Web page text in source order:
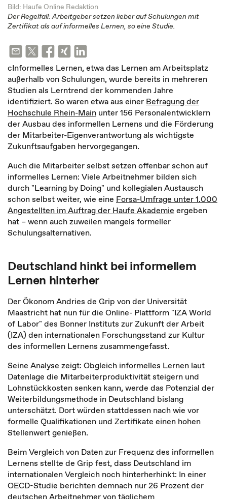
Bild: Haufe Online Redaktion
Der Regelfall: Arbeitgeber setzen lieber auf Schulungen mit
Zertifikat als auf informelles Lernen, so eine Studie.
cInformelles Lernen, etwa das Lernen am Arbeitsplatz
außerhalb von Schulungen, wurde bereits in mehreren
Studien als Lerntrend der kommenden Jahre
identifiziert. So waren etwa aus einer Befragung der
Hochschule Rhein-Main unter 156 Personalentwicklern
der Ausbau des informellen Lernens und die Förderung
der Mitarbeiter-Eigenverantwortung als wichtigste
Zukunftsaufgaben hervorgegangen.
Auch die Mitarbeiter selbst setzen offenbar schon auf
informelles Lernen: Viele Arbeitnehmer bilden sich
durch "Learning by Doing" und kollegialen Austausch
schon selbst weiter, wie eine Forsa-Umfrage unter 1.000
Angestellten im Auftrag der Haufe Akademie ergeben
hat – wenn auch zuweilen mangels formeller
Schulungsalternativen.
Deutschland hinkt bei informellem
Lernen hinterher
Der Ökonom Andries de Grip von der Universität
Maastricht hat nun für die Online- Plattform "IZA World
of Labor" des Bonner Instituts zur Zukunft der Arbeit
(IZA) den internationalen Forschungsstand zur Kultur
des informellen Lernens zusammengefasst.
Seine Analyse zeigt: Obgleich informelles Lernen laut
Datenlage die Mitarbeiterproduktivität steigern und
Lohnstückkosten senken kann, werde das Potenzial der
Weiterbildungsmethode in Deutschland bislang
unterschätzt. Dort würden stattdessen nach wie vor
formelle Qualifikationen und Zertifikate einen hohen
Stellenwert genießen.
Beim Vergleich von Daten zur Frequenz des informellen
Lernens stellte de Grip fest, dass Deutschland im
internationalen Vergleich noch hinterherhinkt: In einer
OECD-Studie berichten demnach nur 26 Prozent der
deutschen Arbeitnehmer von täglichem